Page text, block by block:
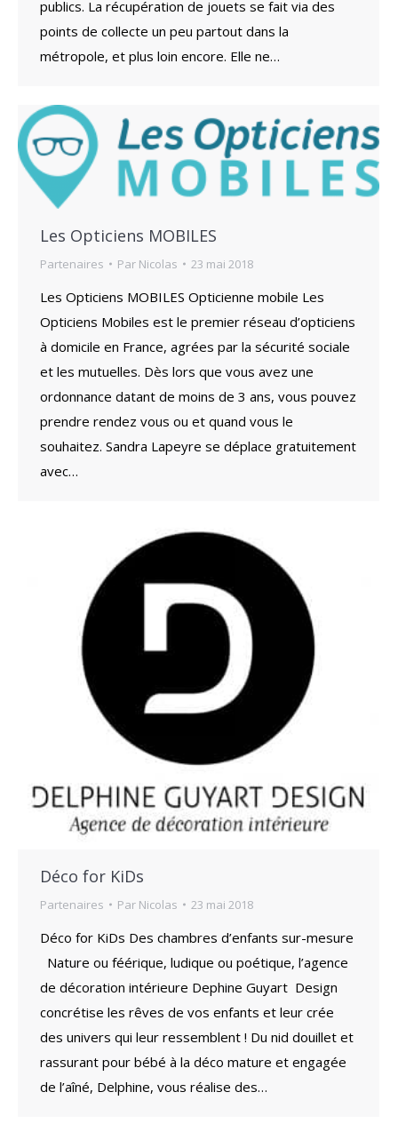
publics. La récupération de jouets se fait via des
points de collecte un peu partout dans la
métropole, et plus loin encore. Elle ne…
Les Opticiens MOBILES
Partenaires Par Nicolas 23 mai 2018
Les Opticiens MOBILES Opticienne mobile Les
Opticiens Mobiles est le premier réseau d’opticiens
à domicile en France, agrées par la sécurité sociale
et les mutuelles. Dès lors que vous avez une
ordonnance datant de moins de 3 ans, vous pouvez
prendre rendez vous ou et quand vous le
souhaitez. Sandra Lapeyre se déplace gratuitement
avec…
Déco for KiDs
Partenaires Par Nicolas 23 mai 2018
Déco for KiDs Des chambres d’enfants sur-mesure
Nature ou féérique, ludique ou poétique, l’agence
de décoration intérieure Dephine Guyart Design
concrétise les rêves de vos enfants et leur crée
des univers qui leur ressemblent ! Du nid douillet et
rassurant pour bébé à la déco mature et engagée
de l’aîné, Delphine, vous réalise des…